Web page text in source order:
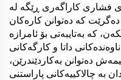
فشاری کاراگەری ڕێگە لە
کە دەتوانن کارەکان
کە بەتایبەتی بۆ ئامرازە
داتا و کارگەکانی
دەتوانن بەکاردێندرێن،
بە چالاکییەکانی پاراستنی